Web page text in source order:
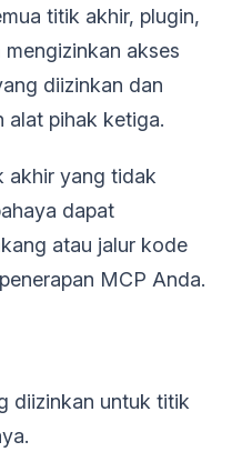
titik akhir, plugin,
akses
diizinkan dan
alat pihak ketiga.
akhir yang tidak
dapat
atau jalur kode
MCP Anda.
diizinkan untuk titik